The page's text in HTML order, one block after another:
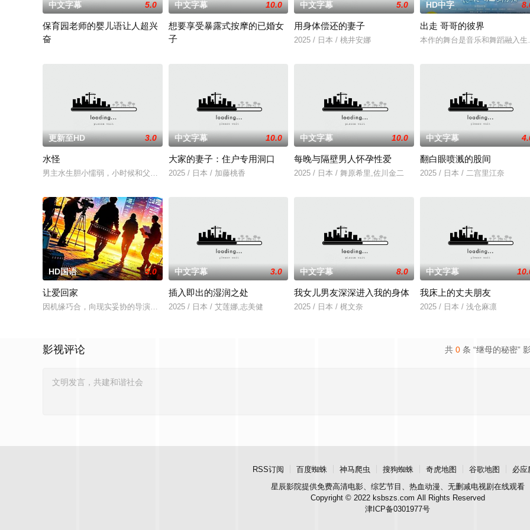
中文字幕 5.0
保育园老师的婴儿语让人超兴
奋
中文字幕 10.0
想要享受暴露式按摩的已婚女
子
中文字幕 5.0
用身体偿还的妻子
2025 / 日本 / 桃井安娜
HD中字
出走 哥哥的彼界
本作的舞台是音乐和舞蹈融入
更新至HD 3.0
水怪
男主水生胆小懦弱，小时候和父亲一起捕鱼时，亲眼目睹父亲被怪物“水猴子”杀害，水生从此留下了心理阴影。十年后，怪物“水猴子”再次出现
中文字幕 10.0
大家的妻子：住户专用洞口
2025 / 日本 / 加藤桃香
中文字幕 10.0
每晚与隔壁男人怀孕性爱
2025 / 日本 / 舞原希里,佐川金二
中文字幕
翻白眼喷溅的股间
2025 / 日本 / 二宫里江奈
HD国语 5.0
让爱回家
因机缘巧合，向现实妥协的导演朱达仁萌生拍一部《河南人在北京》电影的念头，在说服主编姚松、老乡韩战、二房东杨小强加入后，一路曲折式
中文字幕 3.0
插入即出的湿润之处
2025 / 日本 / 艾莲娜,志美健
中文字幕 8.0
我女儿男友深深进入我的身体
2025 / 日本 / 梶文奈
中文字幕
我床上的丈夫朋友
2025 / 日本 / 浅仓麻凛
共 0 条 “继母的秘密”
影视评论
RSS订阅 百度蜘蛛 神马爬虫 搜狗蜘蛛 奇虎地图 谷歌地图
必应
星辰影院提供免费高清电影、综艺节目、热血动漫、无删减电视剧在线观看
Copyright © 2022 ksbszs.com All Rights Reserved
津ICP备0301977号